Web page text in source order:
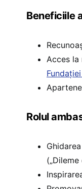
Beneficiile
Acces
Rolul